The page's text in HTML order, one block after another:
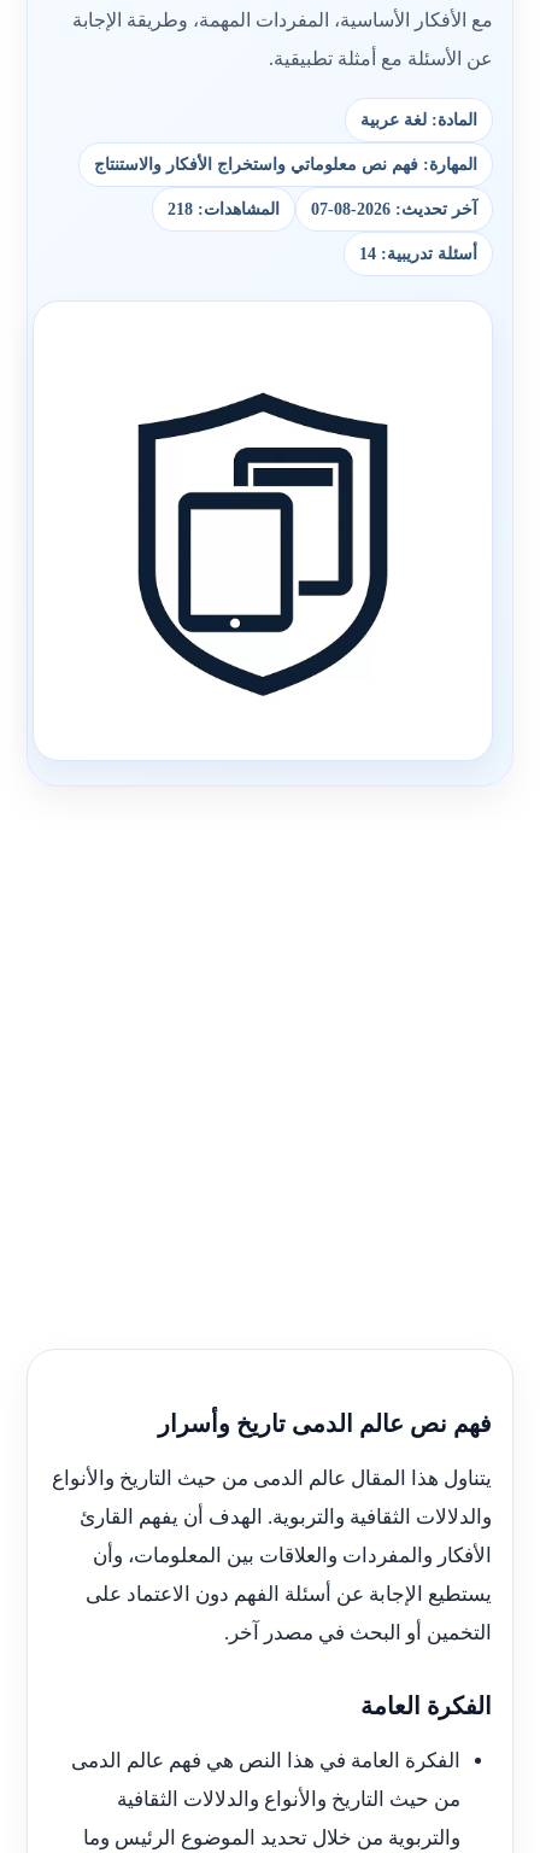
مع الأفكار الأساسية، المفردات المهمة، وطريقة الإجابة
عن الأسئلة مع أمثلة تطبيقية.
المادة: لغة عربية
المهارة: فهم نص معلوماتي واستخراج الأفكار والاستنتاج
آخر تحديث: 2026-08-07 المشاهدات: 218
أسئلة تدريبية: 14
فهم نص عالم الدمى تاريخ وأسرار
يتناول هذا المقال عالم الدمى من حيث التاريخ والأنواع
والدلالات الثقافية والتربوية. الهدف أن يفهم القارئ
الأفكار والمفردات والعلاقات بين المعلومات، وأن
يستطيع الإجابة عن أسئلة الفهم دون الاعتماد على
التخمين أو البحث في مصدر آخر.
الفكرة العامة
الفكرة العامة في هذا النص هي فهم عالم الدمى
من حيث التاريخ والأنواع والدلالات الثقافية
والتربوية من خلال تحديد الموضوع الرئيس وما